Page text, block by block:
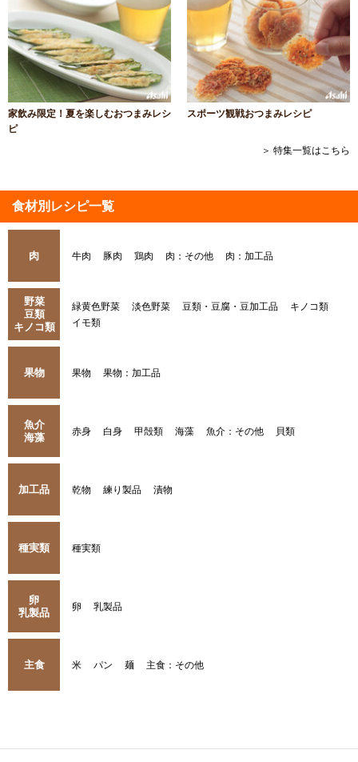
家飲み限定！夏を楽しむおつまみレシ
ピ
スポーツ観戦おつまみレシピ
＞ 特集一覧はこちら
食材別レシピ一覧
肉 牛肉 豚肉 鶏肉 肉：その他 肉：加工品
野菜
豆類
キノコ類
緑黄色野菜 淡色野菜 豆類・豆腐・豆加工品
キノコ類
イモ類
果物 果物 果物：加工品
魚介
海藻
赤身 白身 甲殻類 海藻 魚介：その他 貝類
加工品 乾物 練り製品 漬物
種実類 種実類
卵
乳製品
卵 乳製品
主食 米 パン 麺 主食：その他